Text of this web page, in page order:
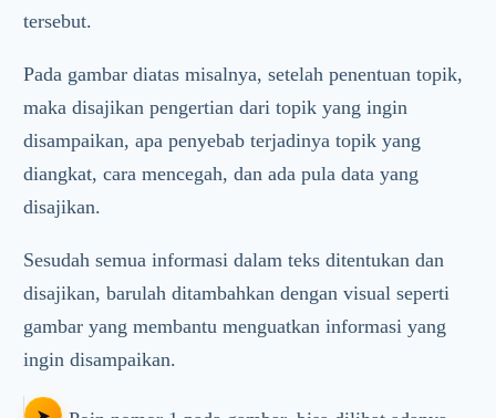
tersebut.
Pada gambar diatas misalnya, setelah penentuan topik,
maka disajikan pengertian dari topik yang ingin
disampaikan, apa penyebab terjadinya topik yang
diangkat, cara mencegah, dan ada pula data yang
disajikan.
Sesudah semua informasi dalam teks ditentukan dan
disajikan, barulah ditambahkan dengan visual seperti
gambar yang membantu menguatkan informasi yang
ingin disampaikan.